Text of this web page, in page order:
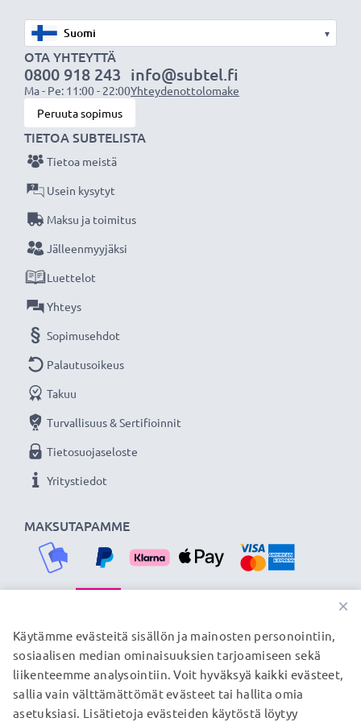
✔ Jokaiset akkukennot testataan ennen kokoamista
Akun tekniset tiedot
Tuotemerkki: CELLONIC®
Kapasiteetti: 1010mAh
Jännite: 3.6V
Akkutyyppi: Litiumionit
✔ Nopea kameran akun laturi
✔ LED-näyttö - näyttää akun latauksen etenemisen
✔ Taipuisa ja murtumaton johto, tukeva liitin
✔ Mukautuva tulojännite 100V - 240V (voidaan
virtaliitin)
✔ Mukautuva latausvirta - lataa akun tarpeiden
mukaan
Laturin tekniset tiedot
Tulojännite: 100V - 240V
Lähtöjännite: 4.2 V - 8.4 V
Latauksen kesto: ~ 2 tuntia/1000mAh
Pakkaus sisältää
2x CELLONIC® kameran akku korvaamaan
1x laturi kamera-akulle NB-13L tai vastaavalle akulle
1x latausasema kameran akulle
1x laturin verkkovirtajohto
▾
OTA YHTEYTTÄ
0800 918 243
Ma - Pe: 11:00 - 22:00
info@subtel.fi
Yhteydenottolomake
Peruuta sopimus
MAKSUTAPAMME
TIETOA SUBTELISTA
Tietoa meistä
Usein kysytyt
Maksu ja toimitus
Jälleenmyyjäksi
Luettelot
Yhteys
Sopimusehdot
Palautusoikeus
Takuu
Turvallisuus & Sertifioinnit
Tietosuojaseloste
Yritystiedot
TOIMITUSKUMPPANIMME
© subtel.fi 2026
Kaikki hinnat sisältävät arvonlisäveron, mutta ei
×
Käytämme evästeitä sisällön ja mainosten personointiin,
sosiaalisen median ominaisuuksien tarjoamiseen sekä
liikenteemme analysointiin. Voit hyväksyä kaikki evästeet,
sallia vain välttämättömät evästeet tai hallita omia
asetuksiasi. Lisätietoja evästeiden käytöstä löytyy